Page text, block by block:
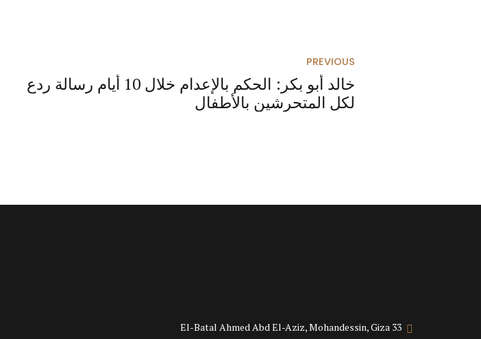
PREVIOUS
خالد أبو بكر: الحكم بالإعدام خلال 10 أيام رسالة ردع
لكل المتحرشين بالأطفال
33 El-Batal Ahmed Abd El-Aziz, Mohandessin, Giza